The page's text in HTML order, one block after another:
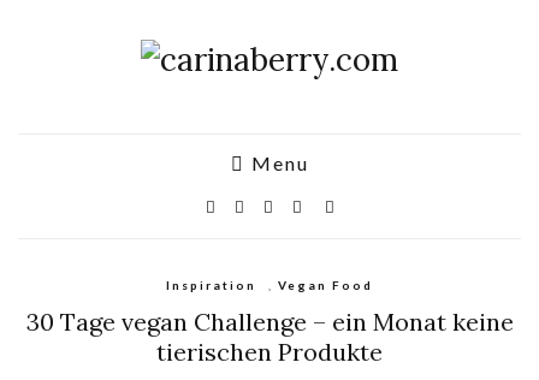
Menu
Inspiration Vegan Food
30 Tage vegan Challenge – ein Monat keine
tierischen Produkte